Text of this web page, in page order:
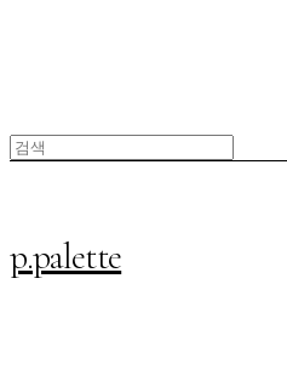
p.palette